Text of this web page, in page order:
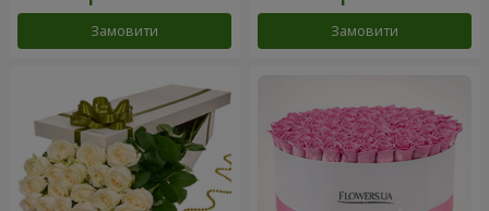
Замовити Замовити